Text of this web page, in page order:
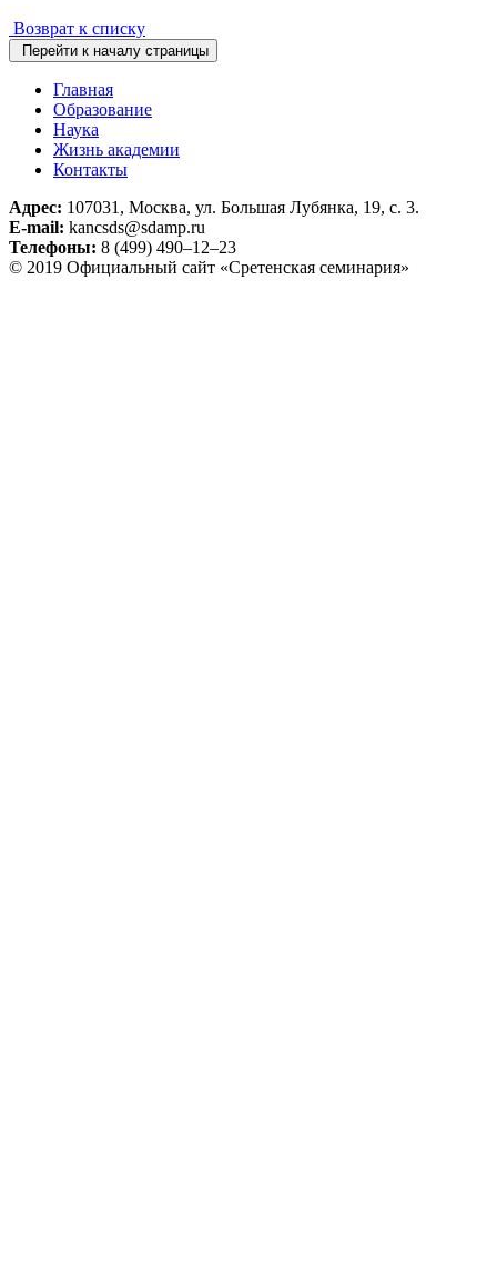
Возврат к списку
Перейти к началу страницы
Главная
Образование
Наука
Жизнь академии
Контакты
Адрес: 107031, Москва, ул. Большая Лубянка, 19, с. 3.
E-mail: kancsds@sdamp.ru
Телефоны: 8 (499) 490–12–23
© 2019 Официальный сайт «Сретенская семинария»